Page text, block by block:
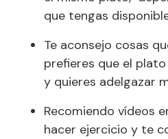
que tengas
Te aconsejo cosas
prefieres que el
y quieres adelgazar
Recomiendo vídeos
hacer ejercicio y te